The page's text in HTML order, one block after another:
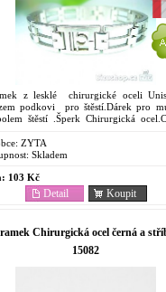
z lesklé chirurgické oceli
podkovi pro štěstí.Dárek pro
štěstí .Šperk Chirurgická
ZYTA
Skladem
103 Kč
Koupit
Detail
Chirurgická ocel černá a
15082